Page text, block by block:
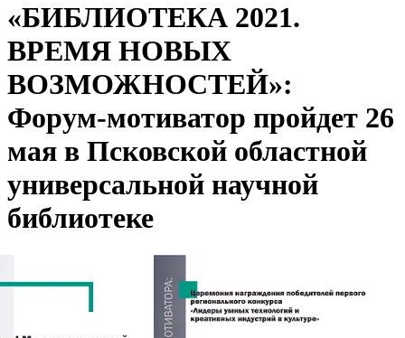
«БИБЛИОТЕКА 2021.
ВРЕМЯ НОВЫХ
ВОЗМОЖНОСТЕЙ»:
Форум-мотиватор пройдет 26
мая в Псковской областной
универсальной научной
библиотеке